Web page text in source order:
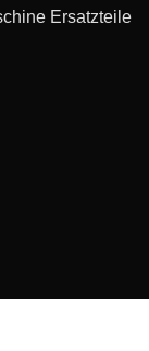
Ersatzteile